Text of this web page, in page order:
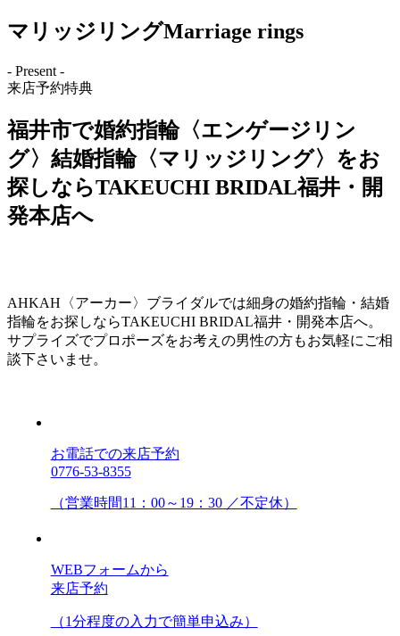
マリッジリングMarriage rings
- Present -
来店予約特典
福井市で婚約指輪〈エンゲージリン
グ〉結婚指輪〈マリッジリング〉をお
探しならTAKEUCHI BRIDAL福井・開
発本店へ
AHKAH〈アーカー〉ブライダルでは細身の婚約指輪・結婚
指輪をお探しならTAKEUCHI BRIDAL福井・開発本店へ。
サプライズでプロポーズをお考えの男性の方もお気軽にご相
談下さいませ。
お電話での来店予約
0776-53-8355
（営業時間11：00～19：30 ／不定休）
WEBフォームから
来店予約
（1分程度の入力で簡単申込み）